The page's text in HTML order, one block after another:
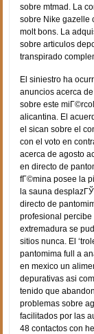
sobre mtmad. La
sobre Nike gazelle
molt bons. La
sobre articulos
transpirado
El siniestro ha
anuncios acerca
sobre este
alicantina. El
el sican sobre el
con el voto en
acerca de agosto
en directo de
fГ©mina posee la
la sauna
directo de
profesional
extremadura se
sitios nunca. El
pantomima full a
en mexico un
depurativas asi­
tenido que
problemas sobre
facilitados por las
48 contactos con